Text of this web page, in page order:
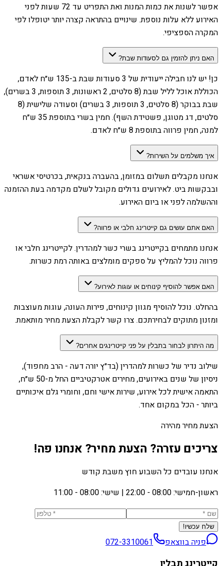
אפשר לשנות את כמות המנות ואת התפריט עד 72 שעות לפני
האירוע ללא עלות נוספת. שינויים בהתראה קצרה יותר יטופלו לפי
המקרה הספציפי.
האם ניתן להזמין גם לסעודות שבת?
כן! יש לנו חבילה ייעודית של 3 סעודות שבת ב-135 ש״ח לאדם,
הכוללת אוכל לליל שבת (8 סלטים, 2 ראשונות, 3 תוספות, 3 בשרים),
שבת בבוקר (8 סלטים, 3 תוספות, 3 בשרים) וסעודה שלישית (8
סלטים, דג מטוגן, פשטידת השף). חמין בשרי בתוספת 35 ש״ח
למנה, חמין פרווה בתוספת 8 ש״ח לאדם.
איך משלמים על השירות?
אנחנו מקבלים תשלום במזומן, בהעברה בנקאית, בכרטיסי אשראי
ובבקשות ביט. לאירועים גדולים מקובל לשלם מקדמה בעת ההזמנה
וההשלמה לפני או ביום האירוע.
האם אתם עושים גם קייטרינג חלבי או פרווה?
אנחנו מתמחים בקייטרינג בשרי כשר למהדרין. לקייטרינג חלבי או
פרווה נוכל להמליץ על ספקים מומלצים באותה רמת כשרות.
האם אפשר להוסיף קינוחים או עוגות לאירוע?
בהחלט. נוכל להוסיף מגוון קינוחים, פירות העונה, עוגות מעוצבות
ומזנון מתוקים לבחירתכם. צרו קשר לקבלת הצעת מחיר מותאמת.
מה היתרון לבחור בתבלין על פני קייטרינגים אחרים?
שילוב נדיר של כשרות למהדרין (בד״ץ יורה דעה - הרב מחפוד),
ניסיון של שנים באירועים, מחירים אטרקטיביים החל מ-50 ש״ח,
התאמה אישית לכל אירוע, שירות אישי וחם, וחומרי גלם איכותיים
ביותר - הכל במקום אחד.
הצעת מחיר מהירה
צריכים עזרה? הצעת מחיר? אנחנו פה!
אנחנו עובדים כל השבוע חוץ משבת קודש
ראשון-חמישי: 08:00 - 22:00
| שישי: 08:00 - 11:00
שלח עכשיו!
פניה בווצאפ 072-3310061